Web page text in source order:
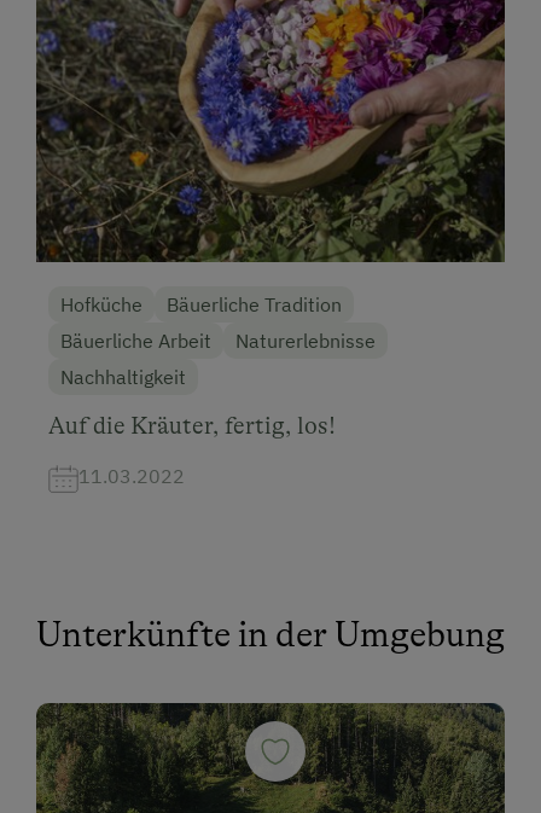
Hofküche
Bäuerliche Tradition
Bäuerliche Arbeit
Naturerlebnisse
Nachhaltigkeit
Auf die Kräuter, fertig, los!
11.03.2022
Unterkünfte in der Umgebung